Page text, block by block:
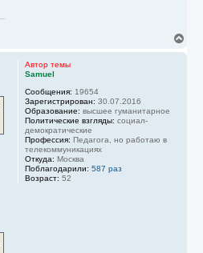
Автор темы
Samuel
Сообщения: 19654
Зарегистрирован: 30.07.2016
Образование: высшее гуманитарное
Политические взгляды: социал-
демократические
Профессия: Педагога, но работаю в
телекоммуникациях
Откуда: Москва
Поблагодарили: 587 раз
Возраст: 52